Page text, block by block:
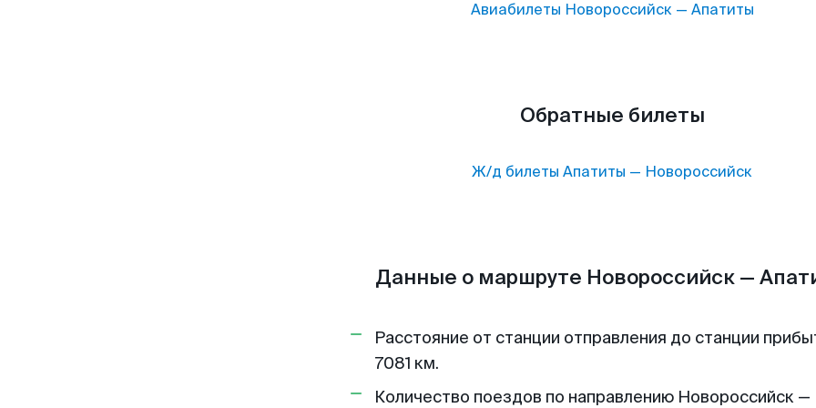
Авиабилеты Новороссийск— Апатиты
Обратные билеты
Ж/д билеты Апатиты — Новороссийск
Данные о маршруте Новороссийск —
Расстояние от станции отправления до станции
7081 км.
Количество поездов по направлению Новороссийск —